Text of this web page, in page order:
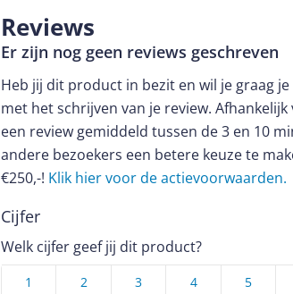
Reviews
Er zijn nog geen reviews geschreven
Heb jij dit product in bezit en wil je graag
met het schrijven van je review.
een review gemiddeld tussen de 3 en 10
andere bezoekers een betere keuze te
€250,-! Klik hier voor de actievoorwaarden.
Cijfer
Welk cijfer geef jij dit product?
5
4
3
2
1